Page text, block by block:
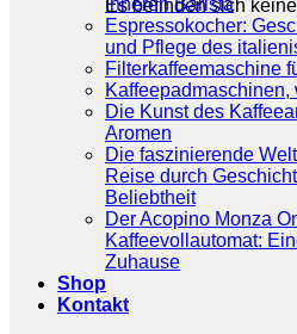
Es befinden sich
inneren Barista
Espressokocher:
und Pflege des
Filterkaffeemaschine
Die Kunst des
Aromen
Die faszinierende
Reise durch
Beliebtheit
Der Acopino Monza
Kaffeevollautomat:
Zuhause
Shop
Kontakt